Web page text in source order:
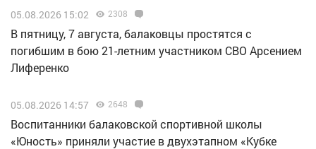
05.08.2026 15:02 2308
В пятницу, 7 августа, балаковцы простятся с
погибшим в бою 21-летним участником СВО Арсением
Лиференко
05.08.2026 14:57 2648
Воспитанники балаковской спортивной школы
«Юность» приняли участие в двухэтапном «Кубке